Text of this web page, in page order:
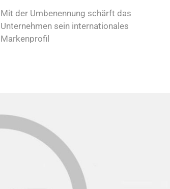
Mit der Umbenennung schärft das
Unternehmen sein internationales
Markenprofil